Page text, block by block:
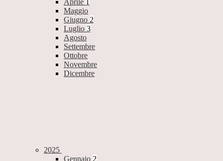
Aprile 1
Maggio
Giugno 2
Luglio 3
Agosto
Settembre
Ottobre
Novembre
Dicembre
2025
Gennaio 2